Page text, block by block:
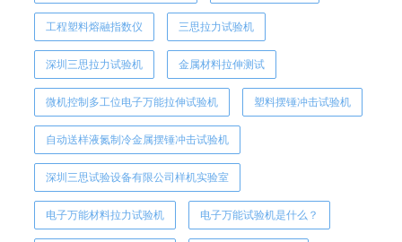
工程塑料熔融指数仪 三思拉力试验机
深圳三思拉力试验机 金属材料拉伸测试
微机控制多工位电子万能拉伸试验机 塑料摆锤冲击试验机
自动送样液氮制冷金属摆锤冲击试验机
深圳三思试验设备有限公司样机实验室
电子万能材料拉力试验机 电子万能试验机是什么？